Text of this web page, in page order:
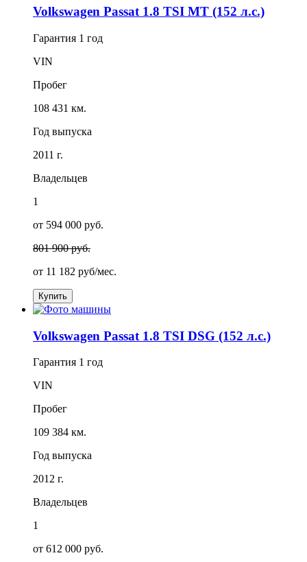
Volkswagen Passat 1.8 TSI MT (152 л.с.)
Гарантия 1 год
VIN
Пробег
108 431 км.
Год выпуска
2011 г.
Владельцев
1
от 594 000 руб.
801 900 руб.
от 11 182 руб/мес.
Купить
Volkswagen Passat 1.8 TSI DSG (152 л.с.)
Гарантия 1 год
VIN
Пробег
109 384 км.
Год выпуска
2012 г.
Владельцев
1
от 612 000 руб.